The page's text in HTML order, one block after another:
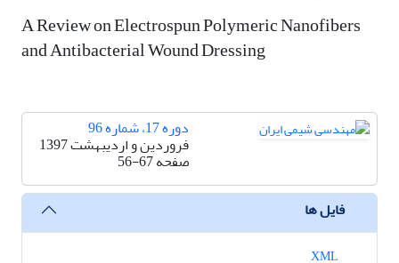
A Review on Electrospun Polymeric Nanofibers
and Antibacterial Wound Dressing
دوره 17، شماره 96
فروردین و اردیبهشت 1397
صفحه56-67
فایل ها